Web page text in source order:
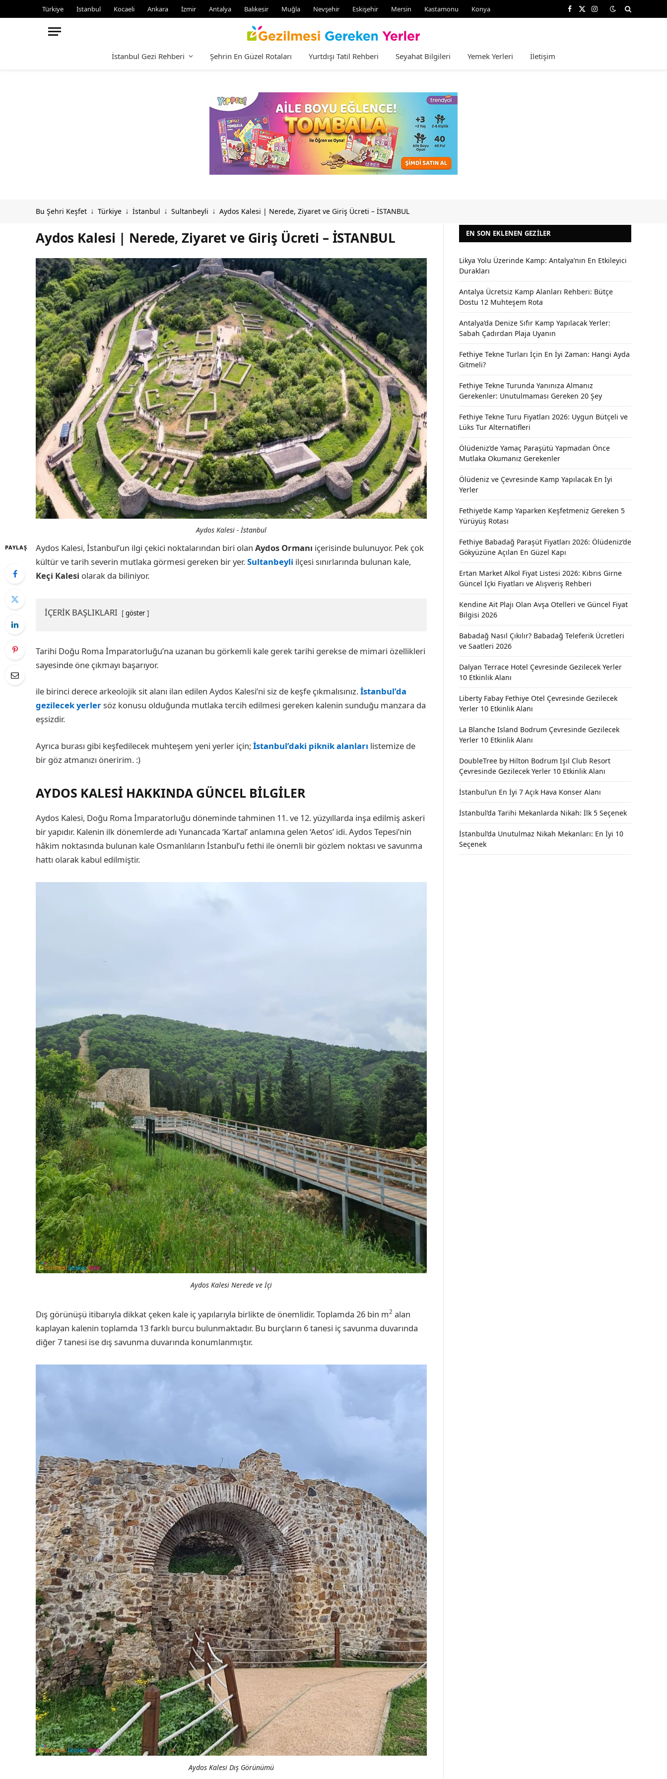
Türkiye İstanbul Kocaeli Ankara İzmir Antalya Balıkesir Muğla Nevşehir Eskişehir Mersin Kastamonu Konya Facebook
X
Instagram
İstanbul Gezi Rehberi Şehrin En Güzel Rotaları Yurtdışı Tatil Rehberi Seyahat Bilgileri Yemek Yerleri İletişim
Bu Şehri Keşfet ↓ Türkiye ↓ İstanbul ↓ Sultanbeyli ↓ Aydos Kalesi | Nerede, Ziyaret ve Giriş Ücreti – İSTANBUL
Aydos Kalesi | Nerede, Ziyaret ve Giriş Ücreti – İSTANBUL
Aydos Kalesi - İstanbul
PAYLAŞ Aydos Kalesi, İstanbul’un ilgi çekici noktalarından biri olan Aydos Ormanı içerisinde bulunuyor. Pek çok
kültür ve tarih severin mutlaka görmesi gereken bir yer.Sultanbeyli ilçesi sınırlarında bulunan kale,
Keçi Kalesi olarak da biliniyor.
İÇERİK BAŞLIKLARI göster
Tarihi Doğu Roma İmparatorluğu’na uzanan bu görkemli kale gerek tarihi gerekse de mimari özellikleri
sayesinde öne çıkmayı başarıyor.
ile birinci derece arkeolojik sit alanı ilan edilen Aydos Kalesi’ni siz de keşfe çıkmalısınız.İstanbul’da
gezilecek yerlersöz konusu olduğunda mutlaka tercih edilmesi gereken kalenin sunduğu manzara da
eşsizdir.
Ayrıca burası gibi keşfedilecek muhteşem yeni yerler için;İstanbul’daki piknik alanları listemize de
bir göz atmanızı öneririm. :)
AYDOS KALESI HAKKINDA GÜNCEL BILGILER
Aydos Kalesi, Doğu Roma İmparatorluğu döneminde tahminen 11. ve 12. yüzyıllarda inşa edilmiş askeri
bir yapıdır. Kalenin ilk dönemlerde adı Yunancada ‘Kartal’ anlamına gelen ‘Aetos’ idi. Aydos Tepesi’nin
hâkim noktasında bulunan kale Osmanlıların İstanbul’u fethi ile önemli bir gözlem noktası ve savunma
hattı olarak kabul edilmiştir.
Aydos Kalesi Nerede ve İçi
Dış görünüşü itibarıyla dikkat çeken kale iç yapılarıyla birlikte de önemlidir. Toplamda 26 bin m2 alan
kaplayan kalenin toplamda 13 farklı burcu bulunmaktadır. Bu burçların 6 tanesi iç savunma duvarında
diğer 7 tanesi ise dış savunma duvarında konumlanmıştır.
Aydos Kalesi Dış Görünümü
EN SON EKLENEN GEZILER
Likya Yolu Üzerinde Kamp: Antalya’nın En Etkileyici
Durakları
Antalya Ücretsiz Kamp Alanları Rehberi: Bütçe
Dostu 12 Muhteşem Rota
Antalya’da Denize Sıfır Kamp Yapılacak Yerler:
Sabah Çadırdan Plaja Uyanın
Fethiye Tekne Turları İçin En İyi Zaman: Hangi Ayda
Gitmeli?
Fethiye Tekne Turunda Yanınıza Almanız
Gerekenler: Unutulmaması Gereken 20 Şey
Fethiye Tekne Turu Fiyatları 2026: Uygun Bütçeli ve
Lüks Tur Alternatifleri
Ölüdeniz’de Yamaç Paraşütü Yapmadan Önce
Mutlaka Okumanız Gerekenler
Ölüdeniz ve Çevresinde Kamp Yapılacak En İyi
Yerler
Fethiye’de Kamp Yaparken Keşfetmeniz Gereken 5
Yürüyüş Rotası
Fethiye Babadağ Paraşüt Fiyatları 2026: Ölüdeniz’de
Gökyüzüne Açılan En Güzel Kapı
Ertan Market Alkol Fiyat Listesi 2026: Kıbrıs Girne
Güncel İçki Fiyatları ve Alışveriş Rehberi
Kendine Ait Plajı Olan Avşa Otelleri ve Güncel Fiyat
Bilgisi 2026
Babadağ Nasıl Çıkılır? Babadağ Teleferik Ücretleri
ve Saatleri 2026
Dalyan Terrace Hotel Çevresinde Gezilecek Yerler
10 Etkinlik Alanı
Liberty Fabay Fethiye Otel Çevresinde Gezilecek
Yerler 10 Etkinlik Alanı
La Blanche Island Bodrum Çevresinde Gezilecek
Yerler 10 Etkinlik Alanı
DoubleTree by Hilton Bodrum Işıl Club Resort
Çevresinde Gezilecek Yerler 10 Etkinlik Alanı
İstanbul’un En İyi 7 Açık Hava Konser Alanı
İstanbul’da Tarihi Mekanlarda Nikah: İlk 5 Seçenek
İstanbul’da Unutulmaz Nikah Mekanları: En İyi 10
Seçenek